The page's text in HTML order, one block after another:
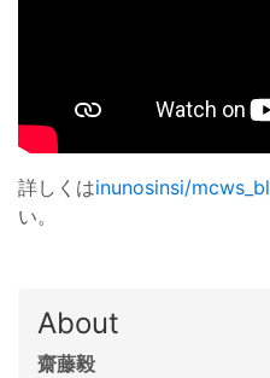
詳しくはinunosinsi/
い。
About
齋藤毅